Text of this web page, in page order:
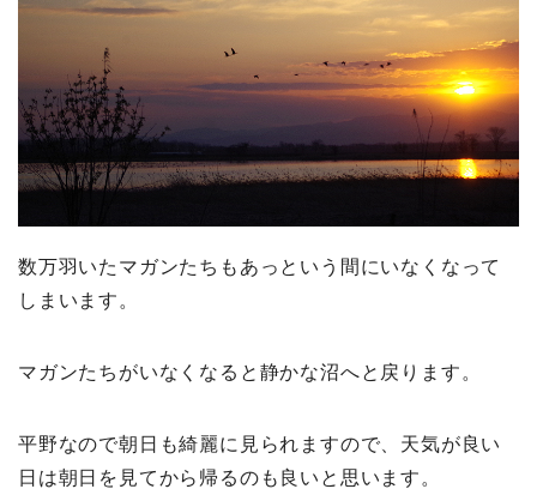
数万羽いたマガンたちもあっという間にいなくなって
しまいます。
マガンたちがいなくなると静かな沼へと戻ります。
平野なので朝日も綺麗に見られますので、天気が良い
日は朝日を見てから帰るのも良いと思います。